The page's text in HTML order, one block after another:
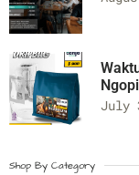
Ngopi
July
Shop By Category